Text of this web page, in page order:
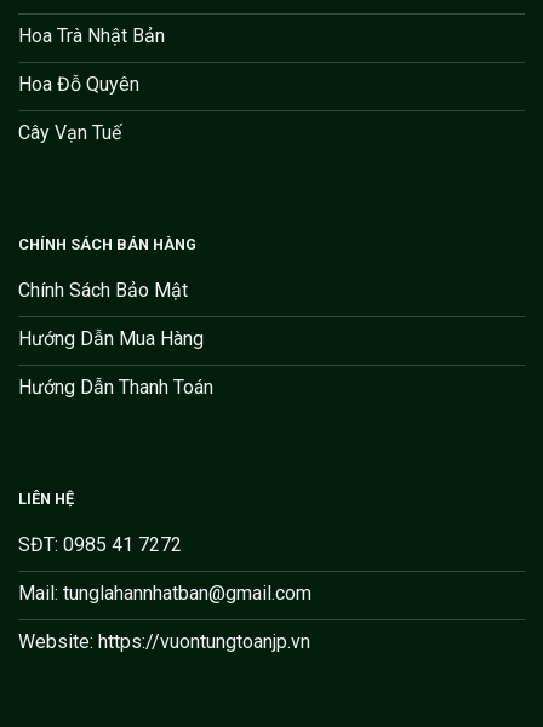
Hoa Trà Nhật Bản
Hoa Đỗ Quyên
Cây Vạn Tuế
CHÍNH SÁCH BÁN HÀNG
Chính Sách Bảo Mật
Hướng Dẫn Mua Hàng
Hướng Dẫn Thanh Toán
LIÊN HỆ
SĐT: 0985 41 7272
Mail: tunglahannhatban@gmail.com
Website: https://vuontungtoanjp.vn